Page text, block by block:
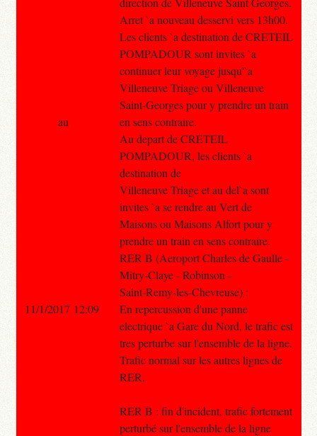
Arret `a nouveau desservi vers 13h00.
Les clients `a destination de CRETEIL
POMPADOUR sont invites `a
continuer leur voyage jusqu'`a
Villeneuve Triage ou Villeneuve
Saint-Georges pour y prendre un train
en sens contraire.
Au depart de CRETEIL
POMPADOUR, les clients `a
destination de
Villeneuve Triage et au del`a sont
invites `a se rendre au Vert de
Maisons ou Maisons Alfort pour y
prendre un train en sens contraire.
RER B (Aeroport Charles de Gaulle -
Mitry-Claye - Robinson -
Saint-Remy-les-Chevreuse) :
En repercussion d'une panne
electrique `a Gare du Nord, le trafic est
tres perturbe sur l'ensemble de la ligne.
Trafic normal sur les autres lignes de
RER.
RER B : fin d'incident, trafic fortement
perturbé sur l'ensemble de la ligne
au
11/1/2017 12:09